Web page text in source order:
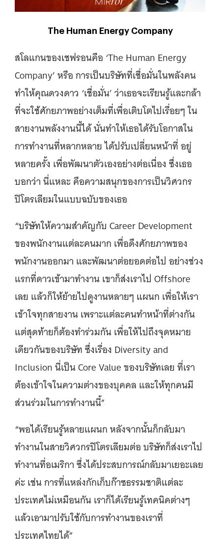
The Human Energy Company
สโลแกนของเชฟรอนคือ ‘The Human Energy
Company’ หรือ การเป็นบริษัทที่เชื่อมั่นในพลังคน
ทำให้คุณดวงดาว ‘เชื่อมั่น’ ว่าเธอจะเรียนรู้และกล้า
ที่จะใช้ศักยภาพอย่างเต็มที่เพื่อเติบโตไปเรื่อยๆ ใน
สายงานพลังงานนี้ได้ นั่นทำให้เธอได้รับโอกาสใน
การทำงานที่หลากหลาย ได้ปรับเปลี่ยนหน้าที่ อยู่
หลายครั้ง เพื่อพัฒนาตัวเองอย่างต่อเนื่อง ซึ่งเธอ
บอกว่า นี่แหละ คือความสนุกของการเป็นวิศวกร
ปิโตรเลียมในแบบฉบับของเธอ
“บริษัทให้ความสำคัญกับ Career Development
ของพนักงานแต่ละคนมาก เพื่อดึงศักยภาพของ
พนักงานออกมา และพัฒนาต่อยอดต่อไป อย่างช่วง
แรกที่ดาวเข้ามาทำงาน เขาก็ส่งเราไป Offshore
เลย แล้วก็ให้ย้ายไปดูงานหลายๆ แผนก เพื่อให้เรา
เข้าใจทุกสายงาน เพราะแต่ละคนทำหน้าที่ต่างกัน
แต่สุดท้ายก็ต้องทำร่วมกัน เพื่อให้ไปถึงจุดหมาย
เดียวกันของบริษัท ซึ่งเรื่อง Diversity and
Inclusion นี่เป็น Core Value ของบริษัทเลย ที่เรา
ต้องเข้าใจในความต่างของบุคคล และให้ทุกคนมี
ส่วนร่วมในการทำงานนี้”
“พอได้เรียนรู้หลายแผนก หลังจากนั้นก็กลับมา
ทำงานในสายวิศวกรปิโตรเลียมต่อ บริษัทก็ส่งเราไป
ทำงานที่อเมริกา ซึ่งได้ประสบการณ์กลับมาเยอะเลย
ค่ะ เช่น การที่แหล่งกักเก็บก๊าซธรรมชาติแต่ละ
ประเทศไม่เหมือนกัน เราก็ได้เรียนรู้เทคนิคต่างๆ
แล้วเอามาปรับใช้กับการทำงานของเราที่
ประเทศไทยได้”